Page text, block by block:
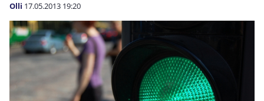
Olli 17.05.2013 19:20